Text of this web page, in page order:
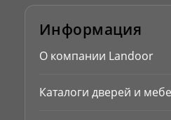
Информация
О компании Landoor
Каталоги дверей и